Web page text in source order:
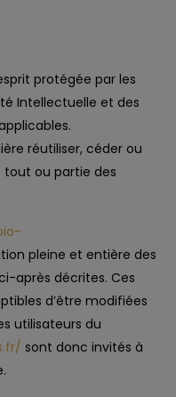
protégée par les
Intellectuelle et des
réutiliser, céder ou
ou partie des
pleine et entière des
après décrites. Ces
d’être modifiées
utilisateurs du
sont donc invités à